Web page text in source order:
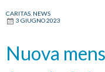
CARITAS NEWS
3 GIUGNO 2023
Nuova